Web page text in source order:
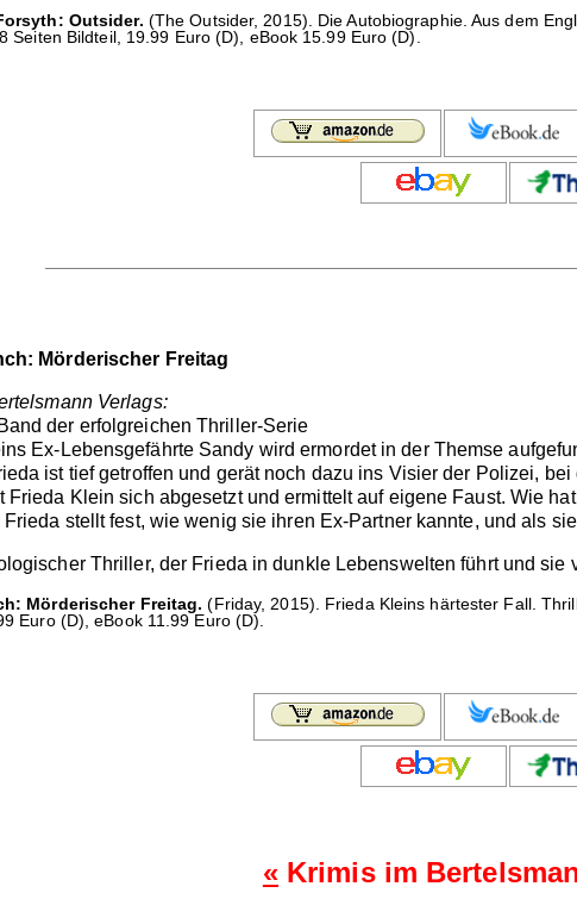
Outsider. (The Outsider, 2015). Die Autobiographie. Aus dem
Seiten Bildteil, 19.99 Euro (D), eBook 15.99 Euro (D).
Mörderischer Freitag
Verlags:
der erfolgreichen Thriller-Serie
Ex-Lebensgefährte Sandy wird ermordet in der Themse
ist tief getroffen und gerät noch dazu ins Visier der Polizei,
Frieda Klein sich abgesetzt und ermittelt auf eigene Faust. Wie
stellt fest, wie wenig sie ihren Ex-Partner kannte, und als
Thriller, der Frieda in dunkle Lebenswelten führt und sie
Mörderischer Freitag. (Friday, 2015). Frieda Kleins härtester Fall.
Euro (D), eBook 11.99 Euro (D).
«Krimis im